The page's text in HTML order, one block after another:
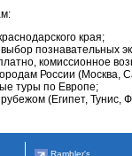
края;
познавательных
комиссионное
России (Москва,
туры по Европе;
(Египет, Тунис,